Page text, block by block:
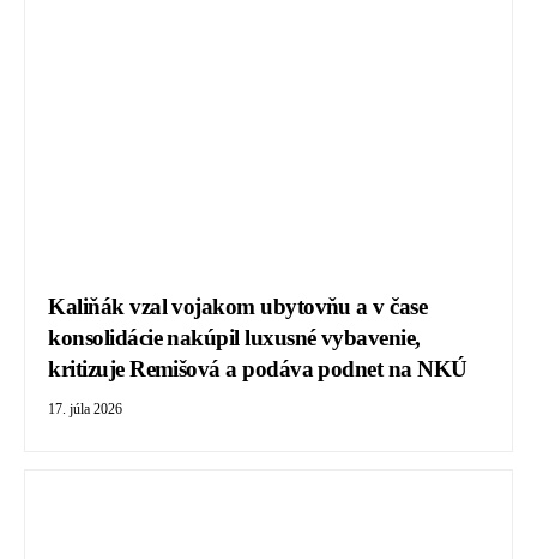
Kaliňák vzal vojakom ubytovňu a v čase
konsolidácie nakúpil luxusné vybavenie,
kritizuje Remišová a podáva podnet na NKÚ
17. júla 2026